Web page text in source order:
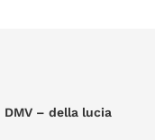
DMV – della lucia